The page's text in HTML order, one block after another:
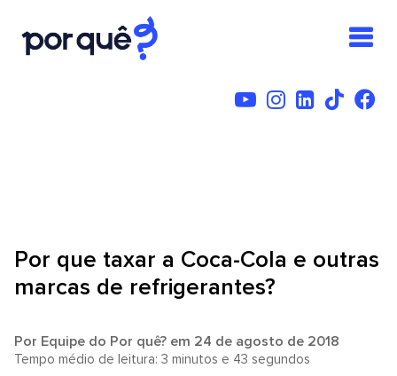
Por que taxar a Coca-Cola e outras
marcas de refrigerantes?
Por Equipe do Por quê? em 24 de agosto de 2018
Tempo médio de leitura: 3 minutos e 43 segundos